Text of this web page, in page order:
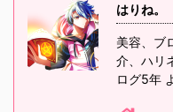
はりね。
美容、ブ
介、ハリ
ログ5年